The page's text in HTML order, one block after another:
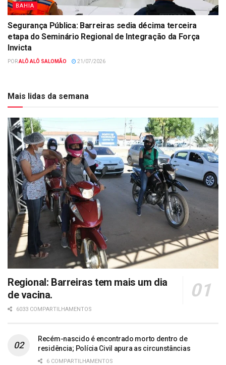
BAHIA
Segurança Pública: Barreiras sedia décima terceira
etapa do Seminário Regional de Integração da Força
Invicta
PORALÔ ALÔ SALOMÃO 21/07/2026
Mais lidas da semana
Regional: Barreiras tem mais um dia
de vacina.
6033 COMPARTILHAMENTOS
Recém-nascido é encontrado morto dentro de
residência; Polícia Civil apura as circunstâncias
6 COMPARTILHAMENTOS